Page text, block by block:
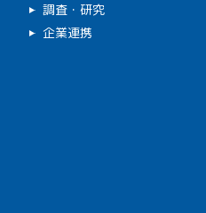
調査・研究
企業連携